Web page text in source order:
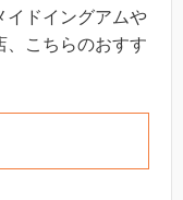
イドイングアムや
、こちらのおすす